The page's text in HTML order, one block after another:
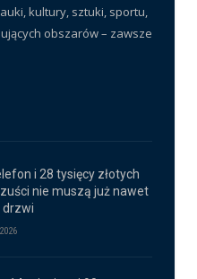
kultury, sztuki, sportu,
obszarów – zawsze
i 28 tysięcy złotych
nie muszą już nawet
drzwi